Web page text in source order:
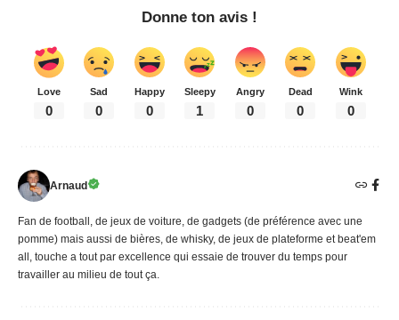
Donne ton avis !
Love
0
Sad
0
Happy
0
Sleepy
1
Angry
0
Dead
0
Wink
0
Arnaud
Fan de football, de jeux de voiture, de gadgets (de préférence avec une
pomme) mais aussi de bières, de whisky, de jeux de plateforme et beat'em
all, touche a tout par excellence qui essaie de trouver du temps pour
travailler au milieu de tout ça.